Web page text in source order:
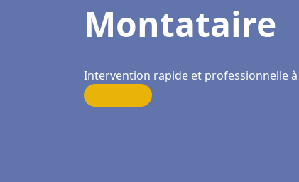
Montataire
Intervention rapide et professionnelle